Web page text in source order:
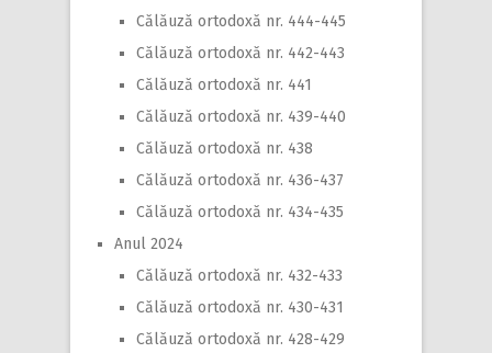
Călăuză ortodoxă nr. 444-445
Călăuză ortodoxă nr. 442-443
Călăuză ortodoxă nr. 441
Călăuză ortodoxă nr. 439-440
Călăuză ortodoxă nr. 438
Călăuză ortodoxă nr. 436-437
Călăuză ortodoxă nr. 434-435
Anul 2024
Călăuză ortodoxă nr. 432-433
Călăuză ortodoxă nr. 430-431
Călăuză ortodoxă nr. 428-429